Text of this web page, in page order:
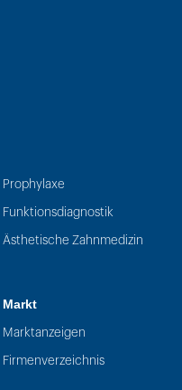
Prophylaxe
Funktionsdiagnostik
Ästhetische Zahnmedizin
Markt
Marktanzeigen
Firmenverzeichnis